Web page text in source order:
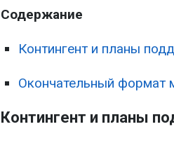
Содержание
Контингент и планы
Окончательный формат
Контингент и планы